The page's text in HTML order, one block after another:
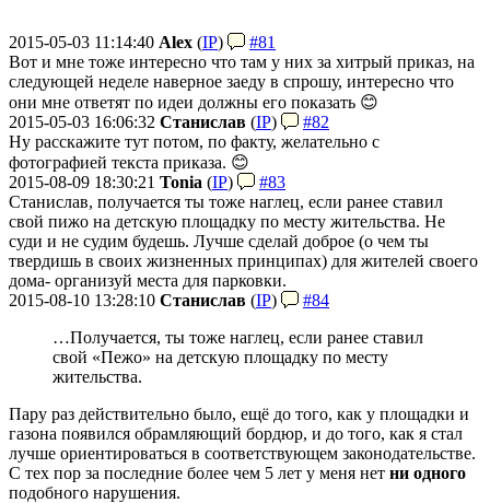
2015-05-03 11:14:40 Alex (IP)
#81
Вот и мне тоже интересно что там у них за хитрый приказ, на
следующей неделе наверное заеду в спрошу, интересно что
они мне ответят по идеи должны его показать 😊
2015-05-03 16:06:32 Станислав (IP)
#82
Ну расскажите тут потом, по факту, желательно с
фотографией текста приказа. 😊
2015-08-09 18:30:21 Tonia (IP)
#83
Станислав, получается ты тоже наглец, если ранее ставил
свой пижо на детскую площадку по месту жительства. Не
суди и не судим будешь. Лучше сделай доброе (о чем ты
твердишь в своих жизненных принципах) для жителей своего
дома- организуй места для парковки.
2015-08-10 13:28:10 Станислав (IP)
#84
…Получается, ты тоже наглец, если ранее ставил
свой «Пежо» на детскую площадку по месту
жительства.
Пару раз действительно было, ещё до того, как у площадки и
газона появился обрамляющий бордюр, и до того, как я стал
лучше ориентироваться в соответствующем законодательстве.
С тех пор за последние более чем 5 лет у меня нет ни одного
подобного нарушения.